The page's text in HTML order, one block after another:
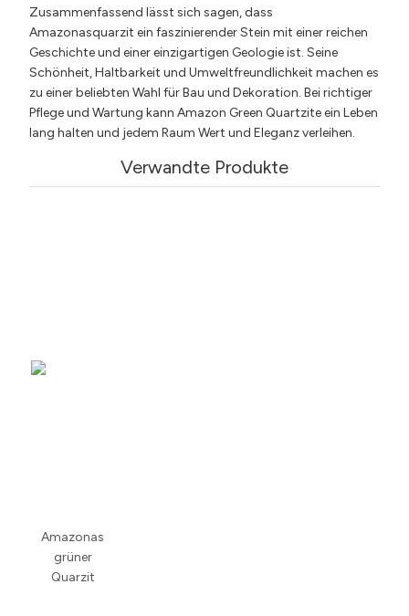
Zusammenfassend lässt sich sagen, dass
Amazonasquarzit ein faszinierender Stein mit einer reichen
Geschichte und einer einzigartigen Geologie ist. Seine
Schönheit, Haltbarkeit und Umweltfreundlichkeit machen es
zu einer beliebten Wahl für Bau und Dekoration. Bei richtiger
Pflege und Wartung kann Amazon Green Quartzite ein Leben
lang halten und jedem Raum Wert und Eleganz verleihen.
Verwandte Produkte
Amazonas
grüner
Quarzit